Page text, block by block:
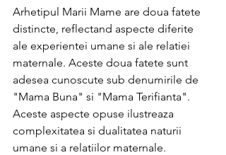
Arhetipul Marii Mame are doua fatete
distincte, reflectand aspecte diferite
ale experientei umane si ale relatiei
maternale. Aceste doua fatete sunt
adesea cunoscute sub denumirile de
"Mama Buna" si "Mama Terifianta".
Aceste aspecte opuse ilustreaza
complexitatea si dualitatea naturii
umane si a relatiilor maternale.